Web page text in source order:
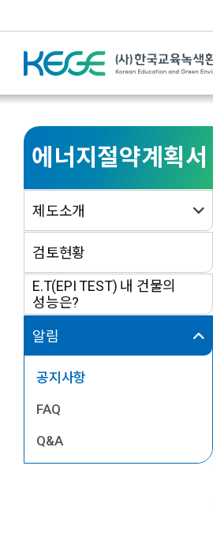
에너지절약계획서
제도소개
검토현황
E.T(EPI TEST) 내 건물의
성능은?
알림
공지사항
FAQ
Q&A